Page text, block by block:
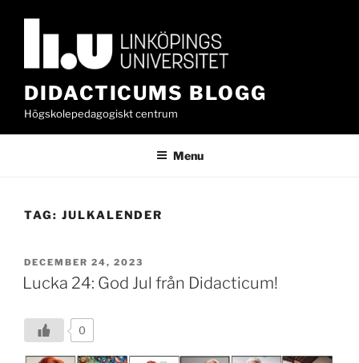
DIDACTICUMS BLOGG
Högskolepedagogiskt centrum
Menu
TAG: JULKALENDER
POSTED
ON
DECEMBER 24, 2023
Lucka 24: God Jul från Didacticum!
0